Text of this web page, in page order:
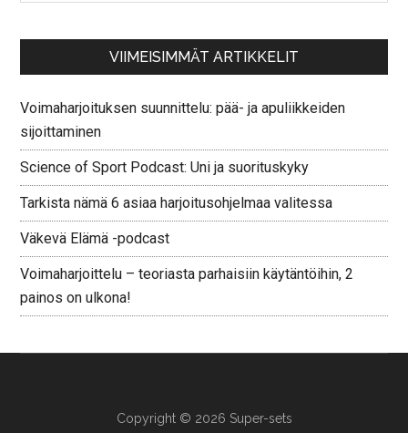
VIIMEISIMMÄT ARTIKKELIT
Voimaharjoituksen suunnittelu: pää- ja apuliikkeiden
sijoittaminen
Science of Sport Podcast: Uni ja suorituskyky
Tarkista nämä 6 asiaa harjoitusohjelmaa valitessa
Väkevä Elämä -podcast
Voimaharjoittelu – teoriasta parhaisiin käytäntöihin, 2
painos on ulkona!
Copyright © 2026 Super-sets